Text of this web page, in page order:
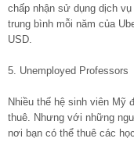
chấp nhận sử dụng dịch
trung bình mỗi năm của
USD.
5. Unemployed Professors
Nhiều thế hệ sinh viên Mỹ
thuê. Nhưng với những
nơi bạn có thể thuê các